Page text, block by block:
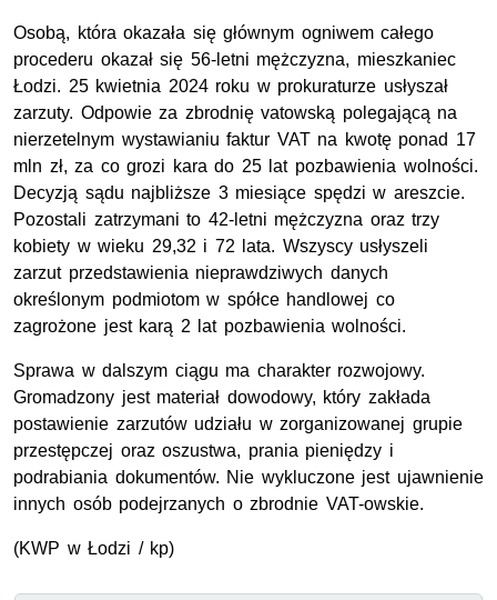
Osobą, która okazała się głównym ogniwem całego
procederu okazał się 56-letni mężczyzna, mieszkaniec
Łodzi. 25 kwietnia 2024 roku w prokuraturze usłyszał
zarzuty. Odpowie za zbrodnię vatowską polegającą na
nierzetelnym wystawianiu faktur VAT na kwotę ponad 17
mln zł, za co grozi kara do 25 lat pozbawienia wolności.
Decyzją sądu najbliższe 3 miesiące spędzi w areszcie.
Pozostali zatrzymani to 42-letni mężczyzna oraz trzy
kobiety w wieku 29,32 i 72 lata. Wszyscy usłyszeli
zarzut przedstawienia nieprawdziwych danych
określonym podmiotom w spółce handlowej co
zagrożone jest karą 2 lat pozbawienia wolności.
Sprawa w dalszym ciągu ma charakter rozwojowy.
Gromadzony jest materiał dowodowy, który zakłada
postawienie zarzutów udziału w zorganizowanej grupie
przestępczej oraz oszustwa, prania pieniędzy i
podrabiania dokumentów. Nie wykluczone jest ujawnienie
innych osób podejrzanych o zbrodnie VAT-owskie.
(KWP w Łodzi / kp)